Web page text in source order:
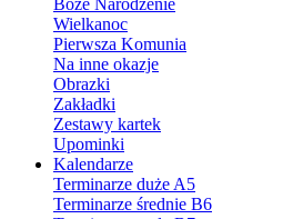
Boże Narodzenie
Wielkanoc
Pierwsza Komunia
Na inne okazje
Obrazki
Zakładki
Zestawy kartek
Upominki
Kalendarze
Terminarze duże A5
Terminarze średnie B6